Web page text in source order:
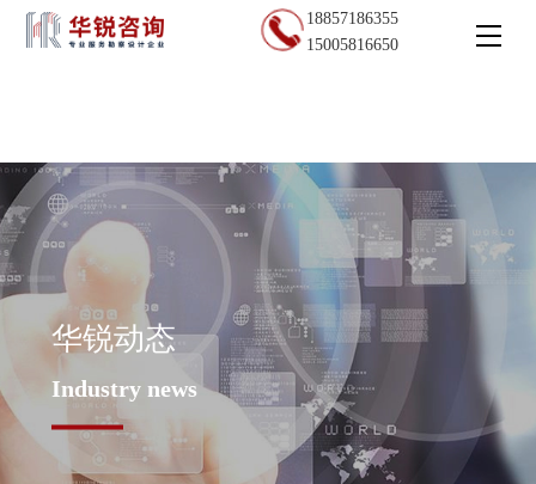
18857186355
15005816650
华锐动态
Industry news